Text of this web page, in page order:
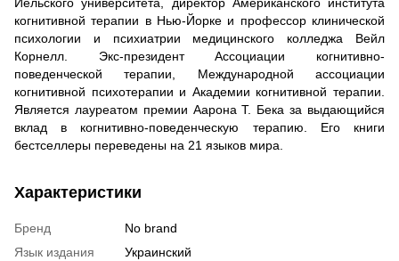
Йельского университета, директор Американского института
когнитивной терапии в Нью-Йорке и профессор клинической
психологии и психиатрии медицинского колледжа Вейл
Корнелл. Экс-президент Ассоциации когнитивно-
поведенческой терапии, Международной ассоциации
когнитивной психотерапии и Академии когнитивной терапии.
Является лауреатом премии Аарона Т. Бека за выдающийся
вклад в когнитивно-поведенческую терапию. Его книги
бестселлеры переведены на 21 языков мира.
Характеристики
Бренд
No brand
Язык издания
Украинский